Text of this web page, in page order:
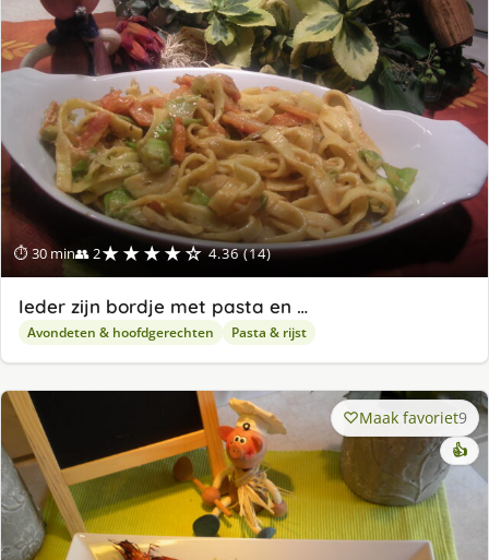
⏱ 30 min👥 2★★★★☆ 4.36 (14)
Ieder zijn bordje met pasta en …
Avondeten & hoofdgerechten Pasta & rijst
Maak favoriet9
👍